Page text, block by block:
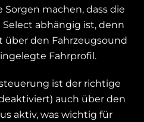
Sorgen machen, dass die
abhängig ist, denn
über den Fahrzeugsound
Fahrprofil.
ist der richtige
auch über den
aktiv, was wichtig für